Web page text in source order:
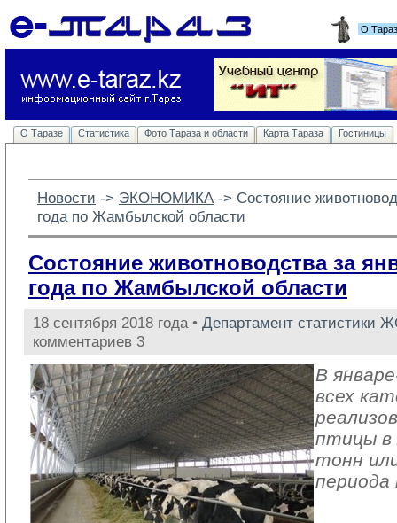
О
О Таразе Статистика Фото Тараза и области Карта Тараза Гостиницы
Новости -> ЭКОНОМИКА -> Состояние
года по Жамбылской области
Состояние животноводства за
года по Жамбылской области
18 сентября 2018 года • Департамент статистики
комментариев 3
В
всех
птицы в
тонн
периода